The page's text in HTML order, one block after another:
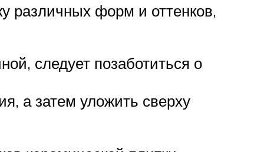
различных форм и оттенков,
следует позаботиться о
а затем уложить сверху